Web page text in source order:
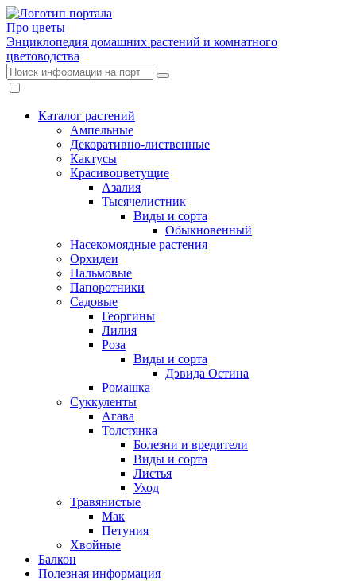
Про цветы
Энциклопедия домашних растений и комнатного
цветоводства
Каталог растений
Ампельные
Декоративно-лиственные
Кактусы
Красивоцветущие
Азалия
Тысячелистник
Виды и сорта
Обыкновенный
Насекомоядные растения
Орхидеи
Пальмовые
Папоротники
Садовые
Георгины
Лилия
Роза
Виды и сорта
Дэвида Остина
Ромашка
Суккуленты
Агава
Толстянка
Болезни и вредители
Виды и сорта
Листья
Уход
Травянистые
Мак
Петуния
Хвойные
Балкон
Полезная информация